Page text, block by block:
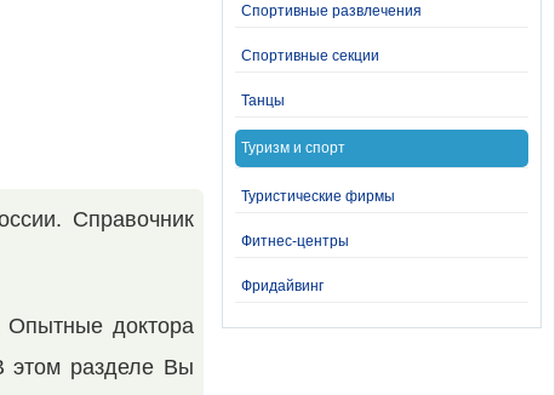
Справочник
Опытные доктора
этом разделе Вы
Спортивные развлечения
Спортивные секции
Танцы
Туризм и спорт
Туристические фирмы
Фитнес-центры
Фридайвинг